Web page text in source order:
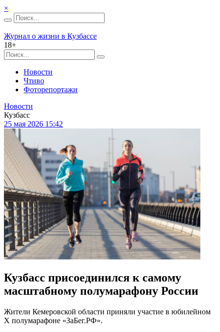
×
Журнал о жизни в Кузбассе
18+
Новости
Чтиво
Фоторепортажи
Новости
Кузбасс
25 мая 2026 15:42
Кузбасс присоединился к самому
масштабному полумарафону России
Жители Кемеровской области приняли участие в юбилейном
X полумарафоне «ЗаБег.РФ».